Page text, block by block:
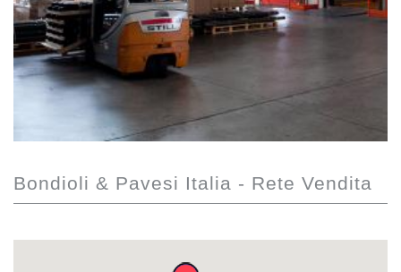
Bondioli & Pavesi Italia - Rete Vendita